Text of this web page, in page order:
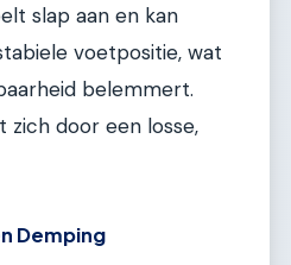
slap aan en kan
voetpositie, wat
belemmert.
zich door een losse,
Demping